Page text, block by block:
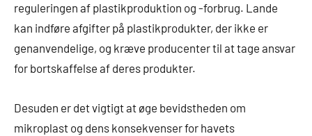
reguleringen af plastikproduktion og -forbrug. Lande
kan indføre afgifter på plastikprodukter, der ikke er
genanvendelige, og kræve producenter til at tage ansvar
for bortskaffelse af deres produkter.
Desuden er det vigtigt at øge bevidstheden om
mikroplast og dens konsekvenser for havets